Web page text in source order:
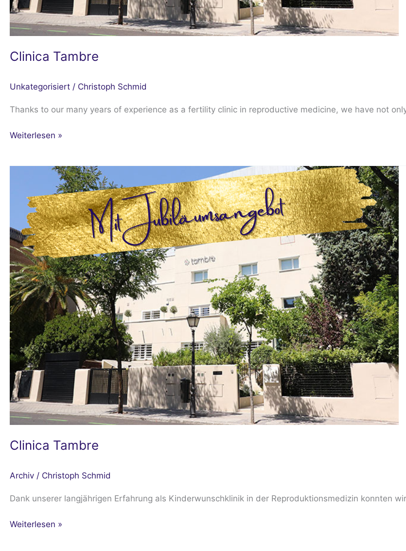
Clinica Tambre
Unkategorisiert / Christoph Schmid
Thanks to our many years of experience as a fertility clinic in reproductive medicine, we have not
Weiterlesen »
Clinica Tambre
Archiv / Christoph Schmid
Dank unserer langjährigen Erfahrung als Kinderwunschklinik in der Reproduktionsmedizin konnten
Weiterlesen »